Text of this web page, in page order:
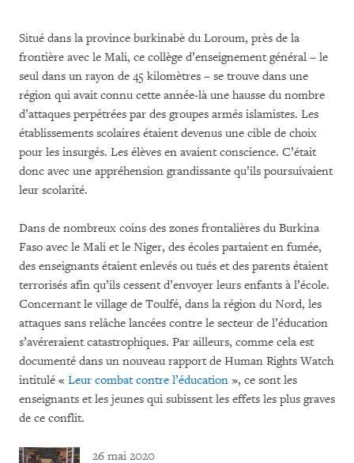
Situé dans la province burkinabè du Loroum, près de la
frontière avec le Mali, ce collège d’enseignement général – le
seul dans un rayon de 45 kilomètres – se trouve dans une
région qui avait connu cette année-là une hausse du nombre
d’attaques perpétrées par des groupes armés islamistes. Les
établissements scolaires étaient devenus une cible de choix
pour les insurgés. Les élèves en avaient conscience. C’était
donc avec une appréhension grandissante qu’ils poursuivaient
leur scolarité.
Dans de nombreux coins des zones frontalières du Burkina
Faso avec le Mali et le Niger, des écoles partaient en fumée,
des enseignants étaient enlevés ou tués et des parents étaient
terrorisés afin qu’ils cessent d’envoyer leurs enfants à l’école.
Concernant le village de Toulfé, dans la région du Nord, les
attaques sans relâche lancées contre le secteur de l’éducation
s’avéreraient catastrophiques. Par ailleurs, comme cela est
documenté dans un nouveau rapport de Human Rights Watch
intitulé « Leur combat contre l’éducation », ce sont les
enseignants et les jeunes qui subissent les effets les plus graves
de ce conflit.
26 mai 2020